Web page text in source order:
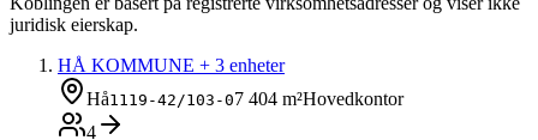
juridisk eierskap.
HÅ KOMMUNE + 3 enheter
Hå1119-42/103-07 404 m²Hovedkontor
4